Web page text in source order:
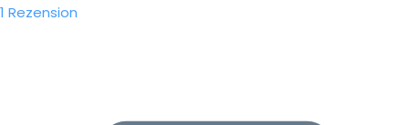
1 Rezension